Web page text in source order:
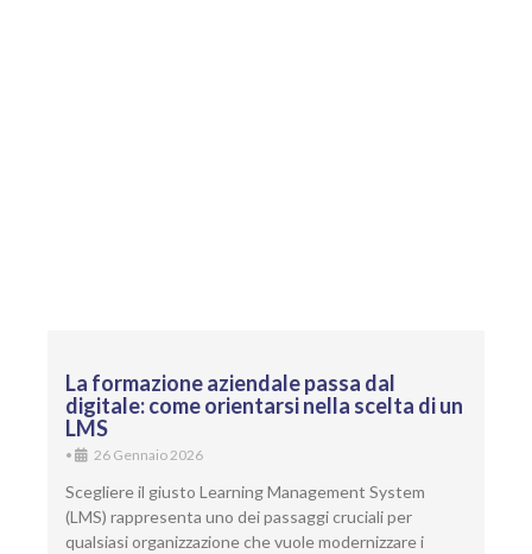
La formazione aziendale passa dal
digitale: come orientarsi nella scelta di un
LMS
• 26 Gennaio 2026
Scegliere il giusto Learning Management System
(LMS) rappresenta uno dei passaggi cruciali per
qualsiasi organizzazione che vuole modernizzare i